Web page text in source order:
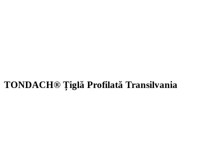
TONDACH® Țiglă Profilată Transilvania